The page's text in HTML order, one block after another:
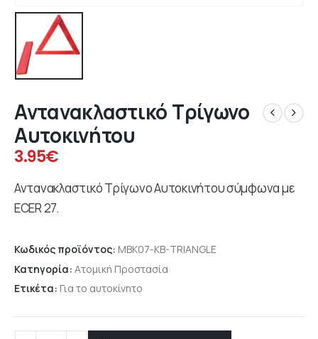
Αντανακλαστικό Τρίγωνο
Αυτοκινήτου
3.95€
Αντανακλαστικό Τρίγωνο Αυτοκινήτου σύμφωνα με
ΕCER 27.
Κωδικός προϊόντος: MBK07-KB-TRIANGLE
Κατηγορία: Ατομική Προστασία
Ετικέτα: Για το αυτοκίνητο